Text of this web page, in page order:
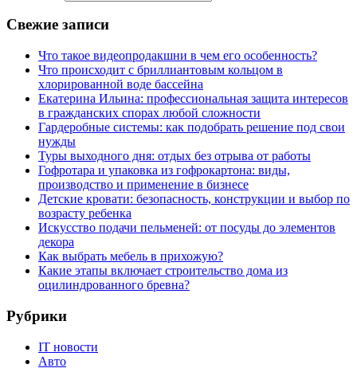
Свежие записи
Что такое видеопродакшни в чем его особенность?
Что происходит с бриллиантовым кольцом в
хлорированной воде бассейна
Екатерина Ильина: профессиональная защита интересов
в гражданских спорах любой сложности
Гардеробные системы: как подобрать решение под свои
нужды
Туры выходного дня: отдых без отрыва от работы
Гофротара и упаковка из гофрокартона: виды,
производство и применение в бизнесе
Детские кровати: безопасность, конструкции и выбор по
возрасту ребенка
Искусство подачи пельменей: от посуды до элементов
декора
Как выбрать мебель в прихожую?
Какие этапы включает строительство дома из
оцилиндрованного бревна?
Рубрики
IT новости
Авто